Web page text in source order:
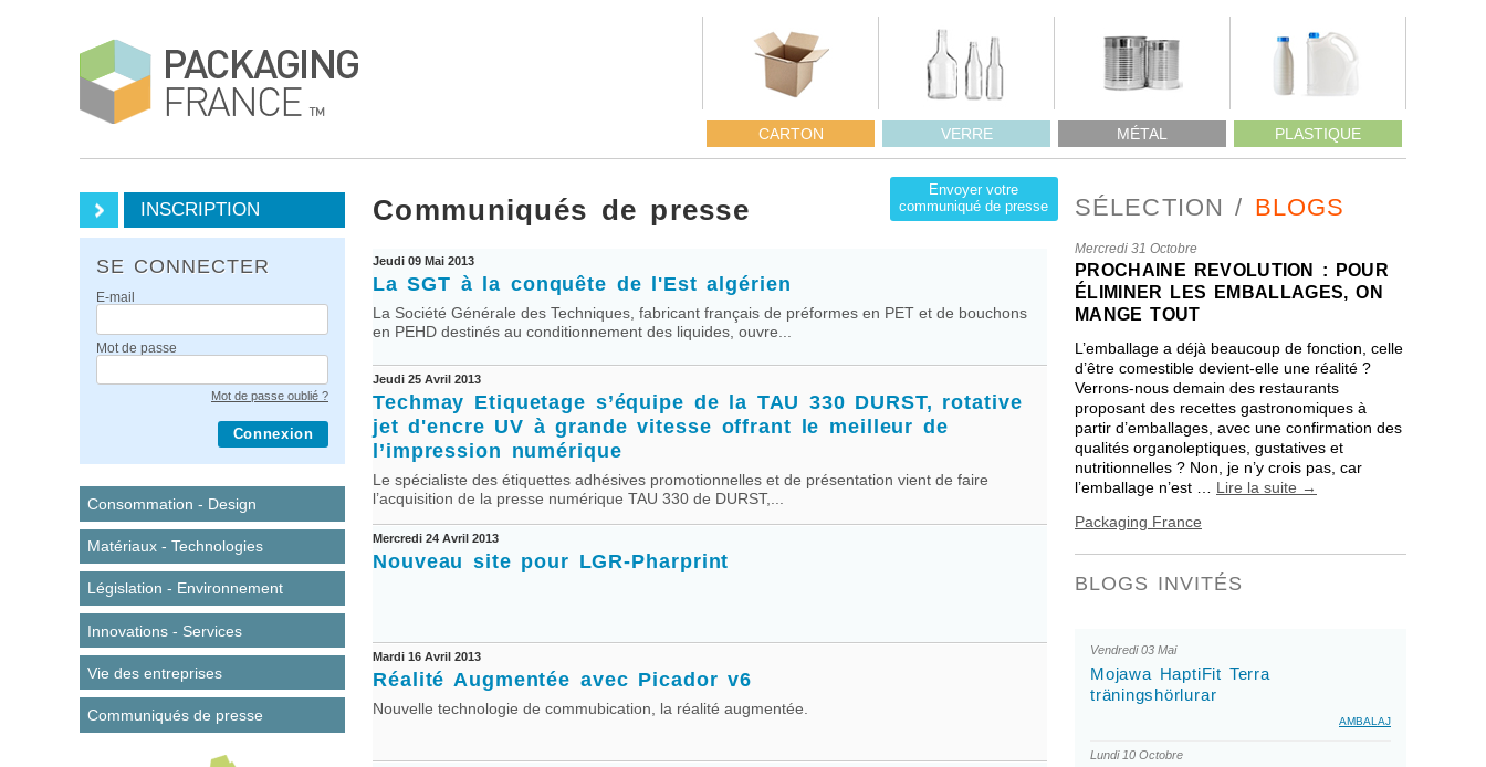
CARTON VERRE MÉTAL PLASTIQUE
INSCRIPTION
SE CONNECTER
E-mail
Mot de passe
Mot de passe oublié ?
Connexion
Consommation - Design
Matériaux - Technologies
Législation - Environnement
Innovations - Services
Vie des entreprises
Communiqués de presse
Communiqués de presse
La SGT à la conquête de l'Est algérien
Jeudi 09 Mai 2013
La Société Générale des Techniques, fabricant français de préformes en PET et de bouchons
en PEHD destinés au conditionnement des liquides, ouvre...
Techmay Etiquetage s’équipe de la TAU 330 DURST, rotative
jet d'encre UV à grande vitesse offrant le meilleur de
l’impression numérique
Jeudi 25 Avril 2013
Le spécialiste des étiquettes adhésives promotionnelles et de présentation vient de faire
l’acquisition de la presse numérique TAU 330 de DURST,...
Nouveau site pour LGR-Pharprint
Mercredi 24 Avril 2013
Réalité Augmentée avec Picador v6
Mardi 16 Avril 2013
Nouvelle technologie de commubication, la réalité augmentée.
Envoyer votre
communiqué de presse
SÉLECTION BLOGS
PROCHAINE REVOLUTION : POUR
ÉLIMINER LES EMBALLAGES, ON
MANGE TOUT
Mercredi 31 Octobre
L’emballage a déjà beaucoup de fonction, celle
d’être comestible devient-elle une réalité ?
Verrons-nous demain des restaurants
proposant des recettes gastronomiques à
partir d’emballages, avec une confirmation des
qualités organoleptiques, gustatives et
nutritionnelles ? Non, je n’y crois pas, car
l’emballage n’est … Lire la suite →
Packaging France
BLOGS INVITÉS
Mojawa HaptiFit Terra
träningshörlurar
Vendredi 03 Mai
AMBALAJ
Lundi 10 Octobre